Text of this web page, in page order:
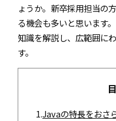
ょうか。新卒採用担当の
る機会も多いと思います
知識を解説し、広範囲に
す。
1.Javaの特長をおさ